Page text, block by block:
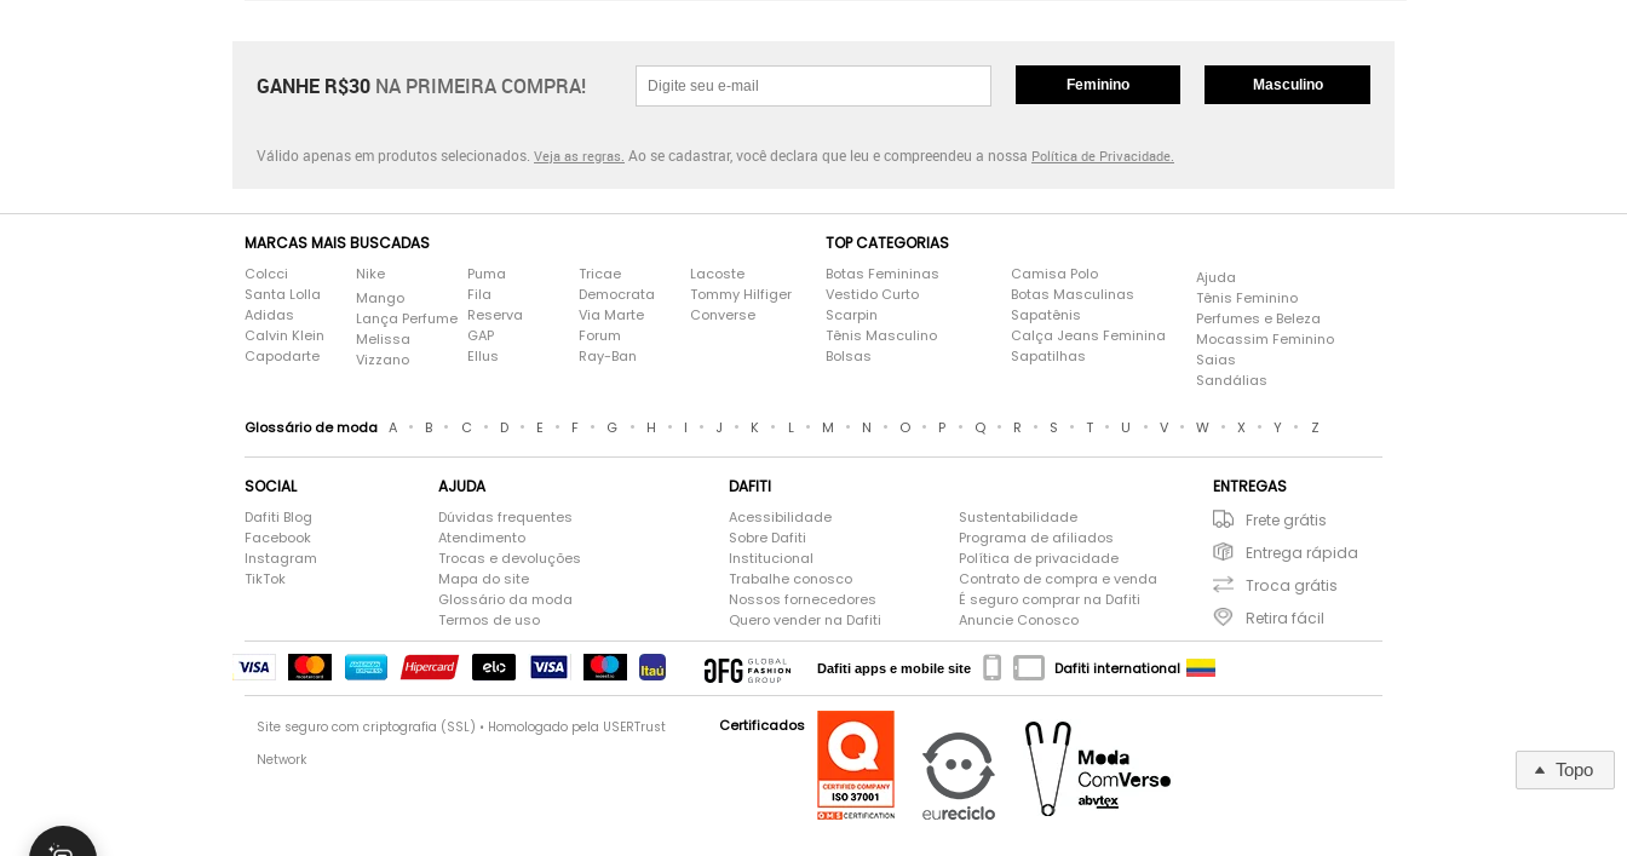
Topo
GANHE R$30 NA PRIMEIRA COMPRA! Feminino Masculino
Válido apenas em produtos selecionados. Veja as regras. Ao se cadastrar, você declara que leu e compreendeu a nossa Política de Privacidade.
MARCAS MAIS BUSCADAS
Colcci
Santa Lolla
Adidas
Calvin Klein
Capodarte
Nike
Mango
Lança Perfume
Melissa
Vizzano
Puma
Fila
Reserva
GAP
Ellus
Tricae
Democrata
Via Marte
Forum
Ray-Ban
Lacoste
Tommy Hilfiger
Converse
TOP CATEGORIAS
Botas Femininas
Vestido Curto
Scarpin
Tênis Masculino
Bolsas
Camisa Polo
Botas Masculinas
Sapatênis
Calça Jeans Feminina
Sapatilhas
Ajuda
Tênis Feminino
Perfumes e Beleza
Mocassim Feminino
Saias
Sandálias
Glossário de moda A • B • C • D • E • F • G • H • I • J • K • L • M • N • O • P • Q • R • S • T • U • V • W • X • Y • Z
SOCIAL
Dafiti Blog
Facebook
Instagram
TikTok
AJUDA
Dúvidas frequentes
Atendimento
Trocas e devoluções
Mapa do site
Glossário da moda
Termos de uso
DAFITI
Acessibilidade
Sobre Dafiti
Institucional
Trabalhe conosco
Nossos fornecedores
Quero vender na Dafiti
Sustentabilidade
Programa de afiliados
Política de privacidade
Contrato de compra e venda
É seguro comprar na Dafiti
Anuncie Conosco
ENTREGAS
Frete grátis
Entrega rápida
Troca grátis
Retira fácil
Dafiti apps e mobile site Dafiti international
Site seguro com criptografia (SSL) • Homologado pela USERTrust
Network
Certificados